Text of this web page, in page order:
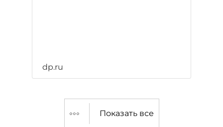
dp.ru
Показать все